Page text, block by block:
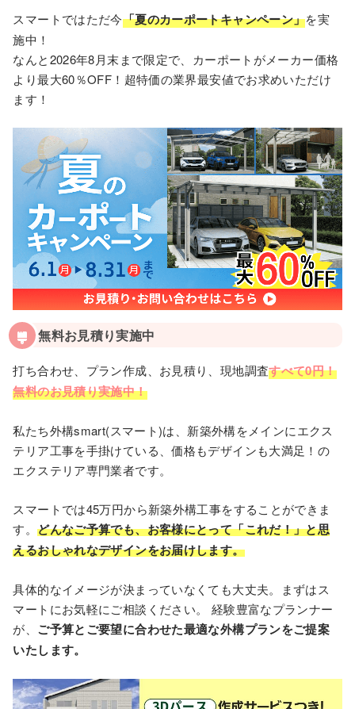
スマートではただ今「夏のカーポートキャンペーン」を実
施中！
なんと2026年8月末まで限定で、カーポートがメーカー価格
より最大60％OFF！超特価の業界最安値でお求めいただけ
ます！
無料お見積り実施中
打ち合わせ、プラン作成、お見積り、現地調査すべて0円！
無料のお見積り実施中！
私たち外構smart(スマート)は、新築外構をメインにエクス
テリア工事を手掛けている、価格もデザインも大満足！の
エクステリア専門業者です。
スマートでは45万円から新築外構⼯事をすることができま
す。どんなご予算でも、お客様にとって「これだ！」と思
えるおしゃれなデザインをお届けします。
具体的なイメージが決まっていなくても⼤丈夫。まずはス
マートにお気軽にご相談ください。 経験豊富なプランナー
が、 ご予算とご要望に合わせた最適な外構プランをご提案
いたします。